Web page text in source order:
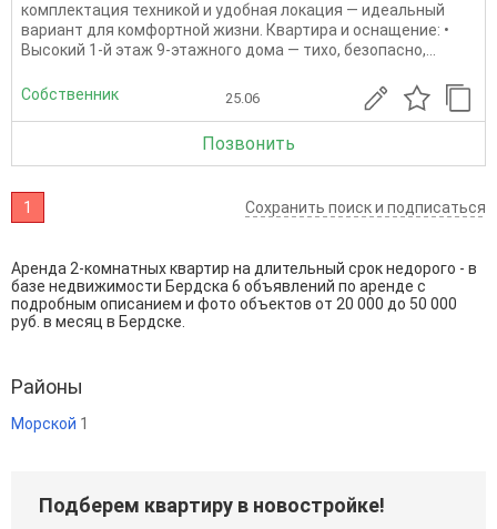
комплектация техникой и удобная локация — идеальный
вариант для комфортной жизни. Квартира и оснащение: •
Высокий 1-й этаж 9-этажного дома — тихо, безопасно,...
Собственник 25.06
Позвонить
1 Сохранить поиск и подписаться
Аренда 2-комнатных квартир на длительный срок недорого - в
базе недвижимости Бердска 6 объявлений по аренде с
подробным описанием и фото объектов от 20 000 до 50 000
руб. в месяц в Бердске.
Районы
Морской 1
Подберем квартиру в новостройке!